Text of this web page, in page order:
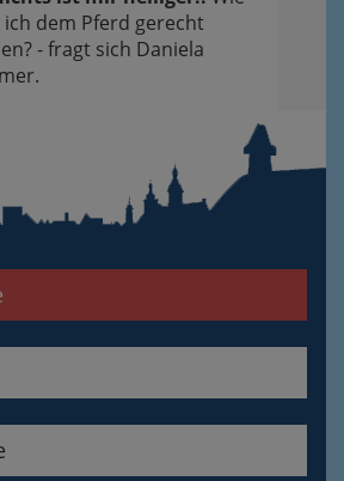
ich dem Pferd gerecht
- fragt sich Daniela